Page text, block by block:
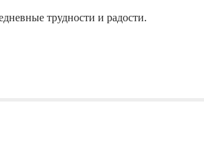
трудности и радости.